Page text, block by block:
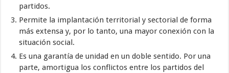
partidos.
Permite la implantación territorial y sectorial de forma
más extensa y, por lo tanto, una mayor conexión con la
situación social.
Es una garantía de unidad en un doble sentido. Por una
parte, amortigua los conflictos entre los partidos del